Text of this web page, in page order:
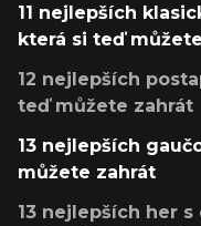
11 nejlepších
která si teď
12 nejlepších
teď můžete zahrát
13 nejlepších
můžete zahrát
13 nejlepších her